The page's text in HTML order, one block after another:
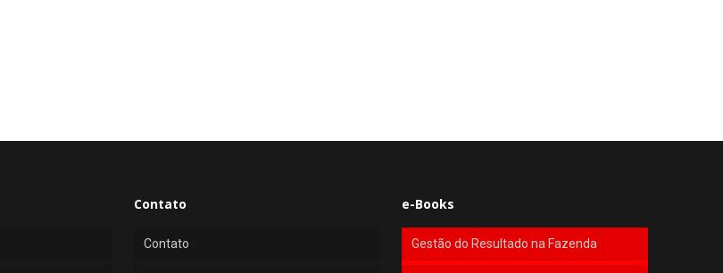
Contato
Contato
e-Books
Gestão do Resultado na Fazenda